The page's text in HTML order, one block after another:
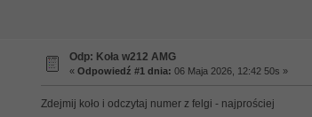
Odp: Koła w212 AMG
« Odpowiedź #1 dnia: 06 Maja 2026, 12:42 50s »
Zdejmij koło i odczytaj numer z felgi - najprościej